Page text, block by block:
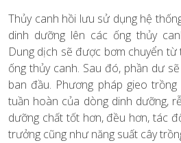
Thủy canh hồi lưu sử dụng hệ
dinh dưỡng lên các ống thủy
Dung dịch sẽ được bơm chuyển
ống thủy canh. Sau đó, phần dư
ban đầu. Phương pháp gieo
tuần hoàn của dòng dinh dưỡng,
dưỡng chất tốt hơn, đều hơn, tác
trưởng cũng như năng suất cây